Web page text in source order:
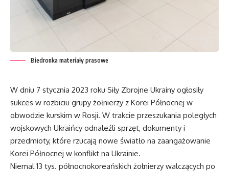
Biedronka materiały prasowe
W dniu 7 stycznia 2023 roku Siły Zbrojne Ukrainy ogłosiły
sukces w rozbiciu grupy żołnierzy z Korei Północnej w
obwodzie kurskim w Rosji. W trakcie przeszukania poległych
wojskowych Ukraińcy odnaleźli sprzęt, dokumenty i
przedmioty, które rzucają nowe światło na zaangażowanie
Korei Północnej w konflikt na Ukrainie.
Niemal 13 tys. północnokoreańskich żołnierzy walczących po